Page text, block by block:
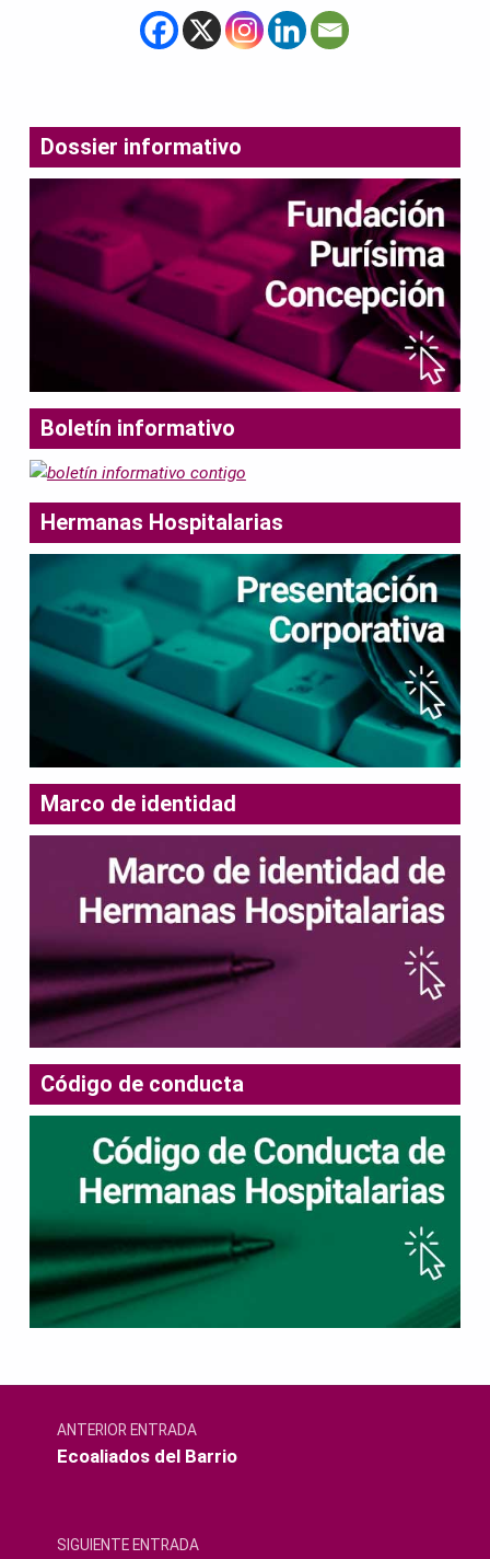
Dossier informativo
Boletín informativo
Hermanas Hospitalarias
Marco de identidad
Código de conducta
Navegación de entradas
ANTERIOR ENTRADA
Ecoaliados del Barrio
SIGUIENTE ENTRADA